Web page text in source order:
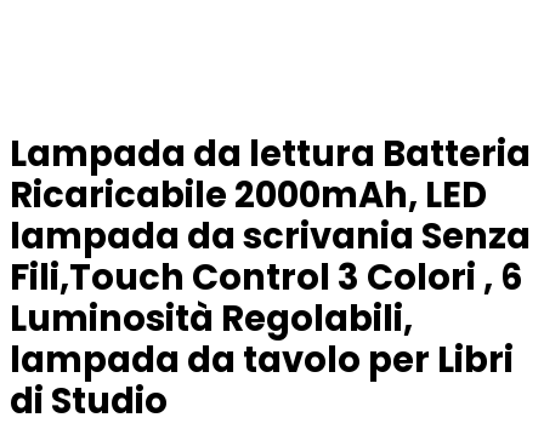
Lampada da lettura Batteria
Ricaricabile 2000mAh, LED
lampada da scrivania Senza
Fili,Touch Control 3 Colori , 6
Luminosità Regolabili,
lampada da tavolo per Libri
di Studio